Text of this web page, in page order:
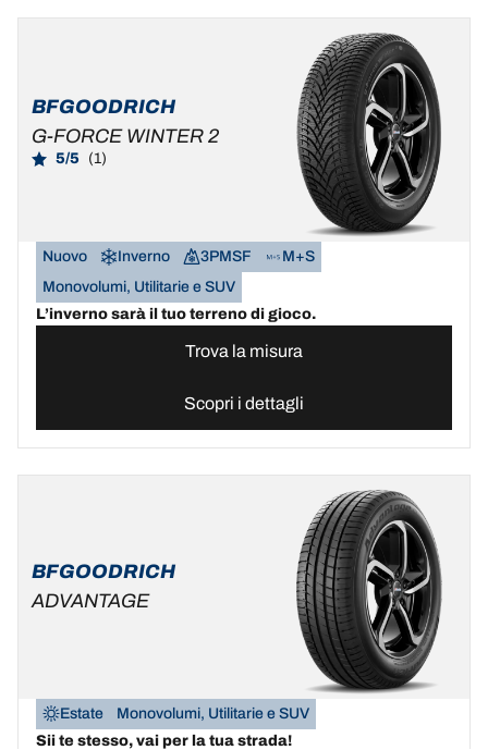
BFGOODRICH
G-FORCE WINTER 2
5/5 (1)
Nuovo Inverno 3PMSF
M+S
Monovolumi, Utilitarie e SUV
L’inverno sarà il tuo terreno di gioco.
Trova la misura
Scopri i dettagli
BFGOODRICH
ADVANTAGE
Estate
Monovolumi, Utilitarie e SUV
Sii te stesso, vai per la tua strada!